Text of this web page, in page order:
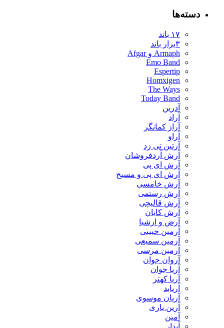
دسته‌ها
۱۷ باند
۳برار باند
Armaph و Afgar
Emo Band
Espertip
Homxigen
The Ways
Today Band
آدرین
آراد
آراز کمانگر
آراو
آرتین تی زد
آرش آردفروشان
آرش ای پی
آرش ای پی و مسیح
آرش خامسی
آرش رستمی
آرش قالیچی
آرش کایان
​آرض و ارشیا
آرمین حبیبی
آرمین سمیعی
آرمین مرسی
آروان جوان
آریا جوان
آریا کهتر
آریابد
آریان موسوی
آرین یاری
آمین